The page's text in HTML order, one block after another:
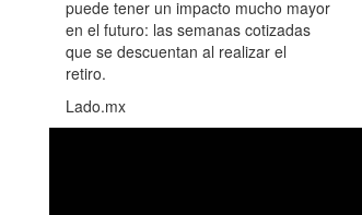
puede tener un impacto mucho mayor
en el futuro: las semanas cotizadas
que se descuentan al realizar el
retiro.
Lado.mx